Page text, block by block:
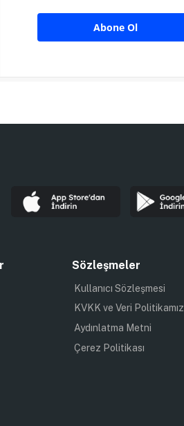
Abone Ol
Sözleşmeler
Kullanıcı Sözleşmesi
KVKK ve Veri Politikamız
Aydınlatma Metni
Çerez Politikası